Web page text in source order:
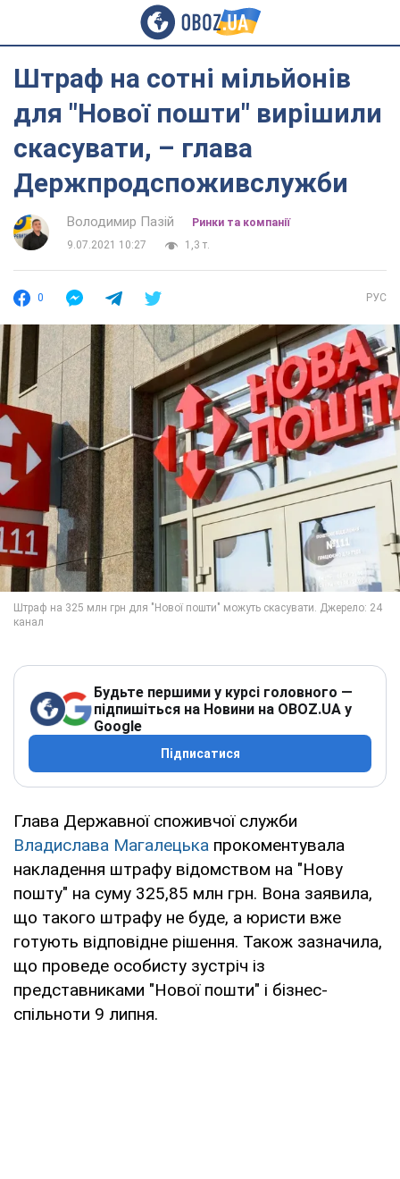
Штраф на сотні мільйонів
для "Нової пошти" вирішили
скасувати, – глава
Держпродспоживслужби
Володимир Пазій
Ринки та компанії
9.07.2021 10:27
1,3 т.
0 РУС
Будьте першими у курсі головного —
підпишіться на Новини на OBOZ.UA у
Google
Підписатися
Глава Державної споживчої служби
Владислава Магалецька прокоментувала
накладення штрафу відомством на "Нову
пошту" на суму 325,85 млн грн. Вона заявила,
що такого штрафу не буде, а юристи вже
готують відповідне рішення. Також зазначила,
що проведе особисту зустріч із
представниками "Нової пошти" і бізнес-
спільноти 9 липня.